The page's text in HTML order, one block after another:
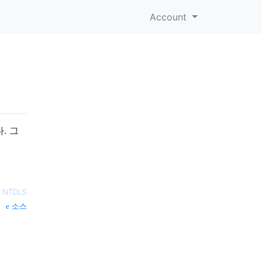
Account
. 그
NTDLS
소스